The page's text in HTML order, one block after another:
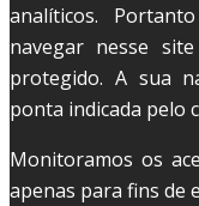
analíticos.
navegar nesse
protegido. A sua
ponta indicada pelo
Monitoramos os
apenas para fins de